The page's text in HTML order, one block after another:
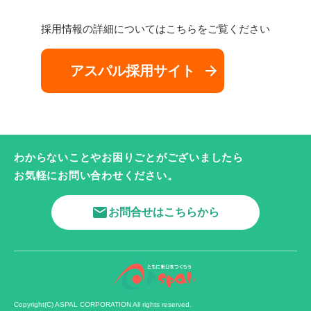
採用情報の詳細についてはこちらをご覧ください
アスパル採用サイト arrow_forward
わからないことやお困りごとがございましたら
お気軽にお問い合わせください。
mailお問合せはこちらから
Copyright(C) ASPAL CORPORATION All rights reserved.